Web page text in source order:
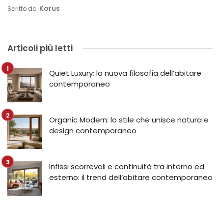
Scritto da Korus
Articoli più letti
Quiet Luxury: la nuova filosofia dell’abitare
contemporaneo
Organic Modern: lo stile che unisce natura e
design contemporaneo
Infissi scorrevoli e continuità tra interno ed
esterno: il trend dell’abitare contemporaneo